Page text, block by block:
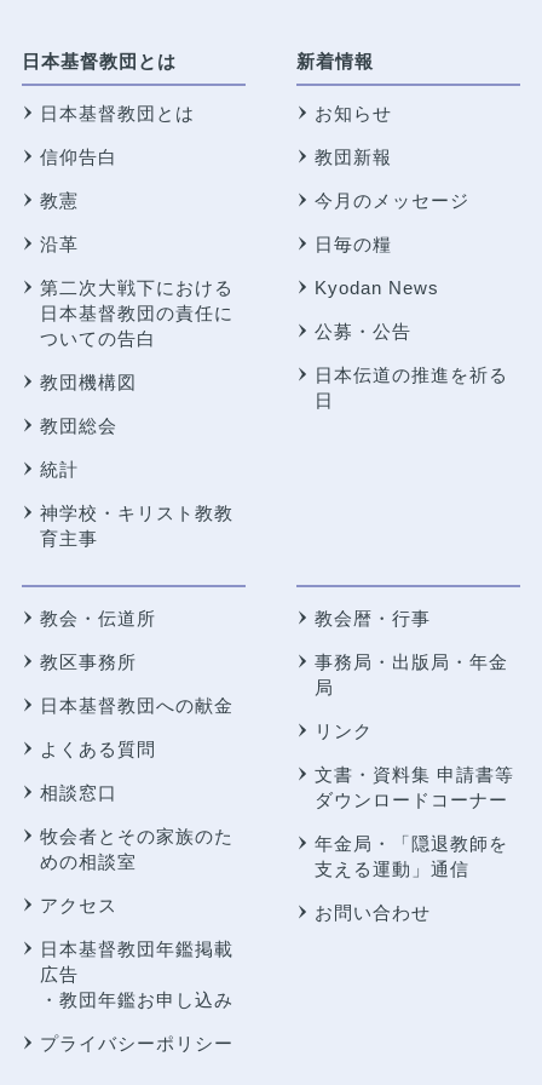
日本基督教団とは
日本基督教団とは
信仰告白
教憲
沿革
第二次大戦下における
日本基督教団の責任に
ついての告白
教団機構図
教団総会
統計
神学校・キリスト教教
育主事
新着情報
お知らせ
教団新報
今月のメッセージ
日毎の糧
Kyodan News
公募・公告
日本伝道の推進を祈る
日
教会・伝道所
教区事務所
日本基督教団への献金
よくある質問
相談窓口
牧会者とその家族のた
めの相談室
アクセス
日本基督教団年鑑掲載
広告
・教団年鑑お申し込み
プライバシーポリシー
教会暦・行事
事務局・出版局・年金
局
リンク
文書・資料集 申請書等
ダウンロードコーナー
年金局・
「隠退教師を
支える運動」通信
お問い合わせ